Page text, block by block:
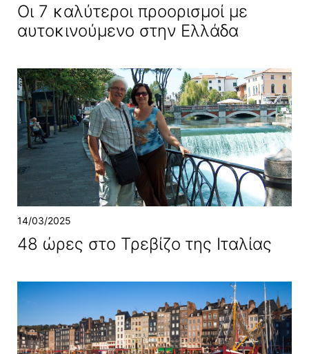
Οι 7 καλύτεροι προορισμοί με
αυτοκινούμενο στην Ελλάδα
14/03/2025
48 ώρες στο Τρεβίζο της Ιταλίας